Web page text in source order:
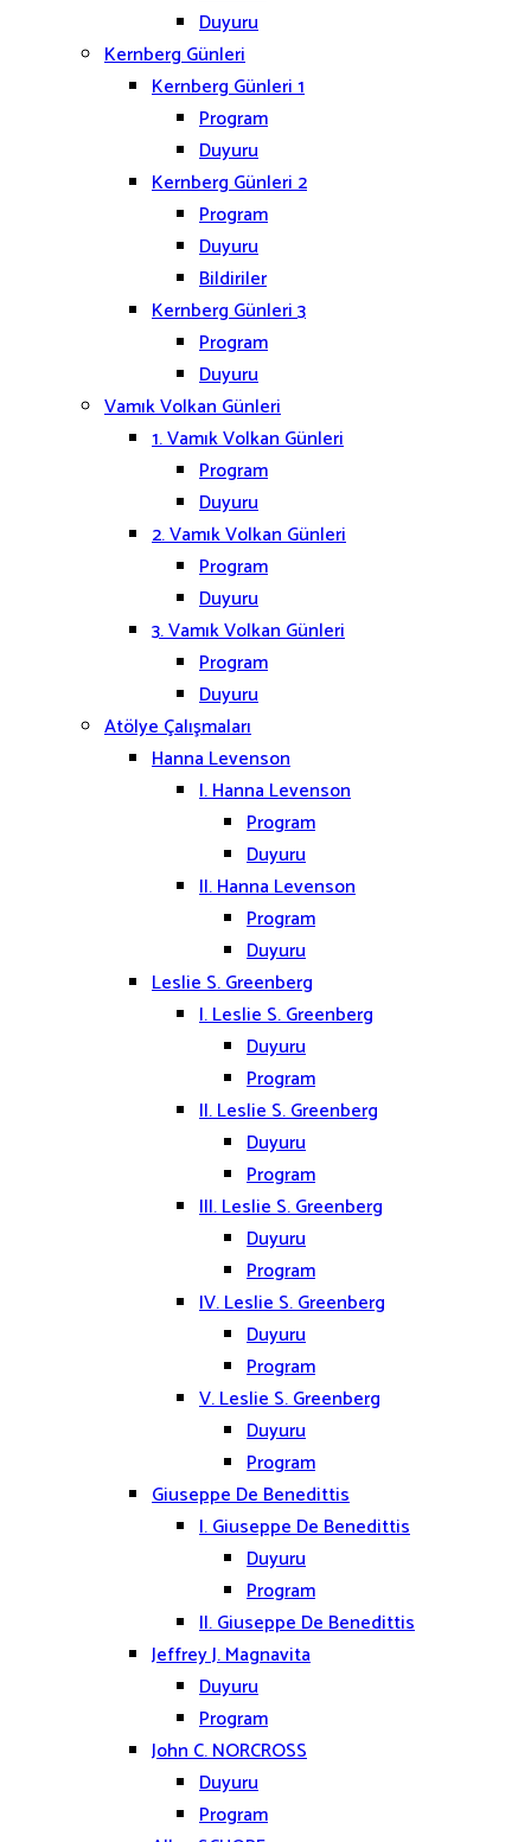
Duyuru
Kernberg Günleri
Kernberg Günleri 1
Program
Duyuru
Kernberg Günleri 2
Program
Duyuru
Bildiriler
Kernberg Günleri 3
Program
Duyuru
Vamık Volkan Günleri
1. Vamık Volkan Günleri
Program
Duyuru
2. Vamık Volkan Günleri
Program
Duyuru
3. Vamık Volkan Günleri
Program
Duyuru
Atölye Çalışmaları
Hanna Levenson
I. Hanna Levenson
Program
Duyuru
II. Hanna Levenson
Program
Duyuru
Leslie S. Greenberg
I. Leslie S. Greenberg
Duyuru
Program
II. Leslie S. Greenberg
Duyuru
Program
III. Leslie S. Greenberg
Duyuru
Program
IV. Leslie S. Greenberg
Duyuru
Program
V. Leslie S. Greenberg
Duyuru
Program
Giuseppe De Benedittis
I. Giuseppe De Benedittis
Duyuru
Program
II. Giuseppe De Benedittis
Jeffrey J. Magnavita
Duyuru
Program
John C. NORCROSS
Duyuru
Program